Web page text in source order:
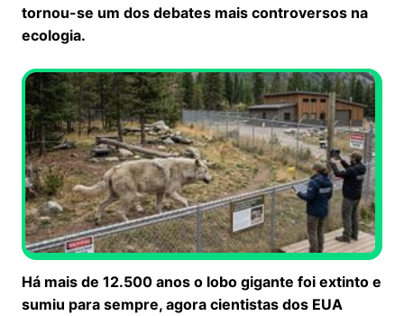
tornou-se um dos debates mais controversos na
ecologia.
Há mais de 12.500 anos o lobo gigante foi extinto e
sumiu para sempre, agora cientistas dos EUA